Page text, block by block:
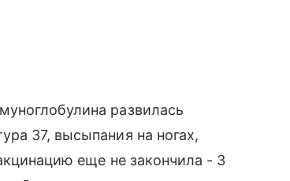
развилась
37, высыпания на ногах,
еще не закончила - 3